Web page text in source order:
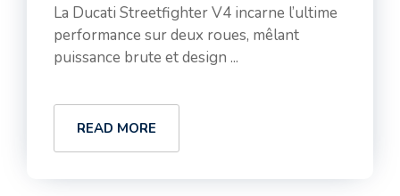
La Ducati Streetfighter V4 incarne l’ultime
performance sur deux roues, mêlant
puissance brute et design ...
READ MORE